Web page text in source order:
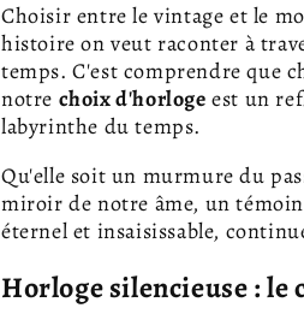
Choisir entre le vintage et le
histoire on veut raconter à
temps. C'est comprendre que
notre choix d'horloge est un
labyrinthe du temps.
Qu'elle soit un murmure du
miroir de notre âme, un
éternel et insaisissable,
Horloge silencieuse : le